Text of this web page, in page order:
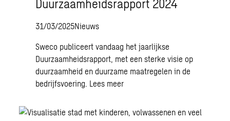
Duurzaamheidsrapport 2024
31/03/2025Nieuws
Sweco publiceert vandaag het jaarlijkse
Duurzaamheidsrapport, met een sterke visie op
duurzaamheid en duurzame maatregelen in de
bedrijfsvoering. Lees meer